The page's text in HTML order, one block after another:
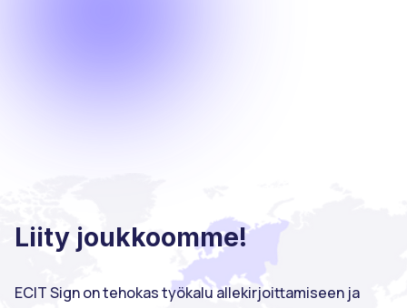
Liity joukkoomme!
ECIT Sign on tehokas työkalu allekirjoittamiseen ja